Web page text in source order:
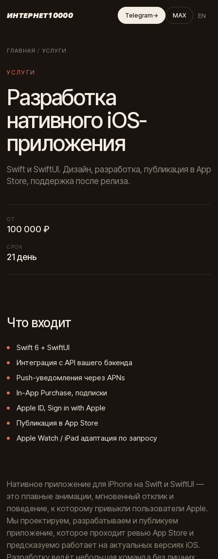
ИНТЕРНЕТ10000 Telegram→ MAX EN
ГЛАВНАЯ / УСЛУГИ
УСЛУГИ
Разработка
нативного iOS-
приложения
Swift и SwiftUI. Дизайн, разработка, публикация в App
Store, поддержка после релиза.
ОТ
100 000 ₽
СРОК
21 день
Что входит
Swift 6 + SwiftUI
Интеграция с API вашего бэкенда
Push-уведомления через APNs
In-App Purchase, подписки
Apple ID, Sign in with Apple
Публикация в App Store
Apple Watch / iPad адаптация по запросу
Нативное приложение для iPhone на Swift и SwiftUI —
это плавные анимации, мгновенный отклик и
поведение, к которому привыкли пользователи Apple.
Мы проектируем, разрабатываем и публикуем
приложение, которое проходит ревью App Store и
предсказуемо работает на актуальных версиях iOS.
Разработку ведёт небольшая команда без лишних